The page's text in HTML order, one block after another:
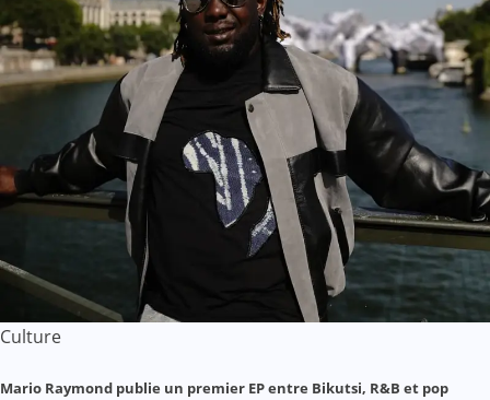
Culture
Mario Raymond publie un premier EP entre Bikutsi, R&B et pop